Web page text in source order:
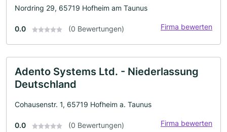
Nordring 29, 65719 Hofheim am Taunus
0.0 (0 Bewertungen) Firma bewerten
Adento Systems Ltd. - Niederlassung
Deutschland
Cohausenstr. 1, 65719 Hofheim a. Taunus
0.0 (0 Bewertungen) Firma bewerten